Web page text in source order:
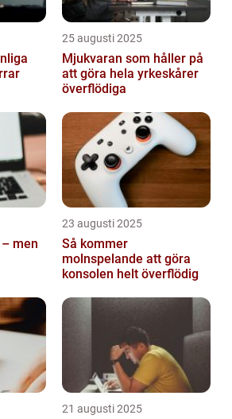
25 augusti 2025
Mjukvaran som håller på
att göra hela yrkeskårer
överflödiga
men
23 augusti 2025
Så kommer
molnspelande att göra
konsolen helt överflödig
21 augusti 2025